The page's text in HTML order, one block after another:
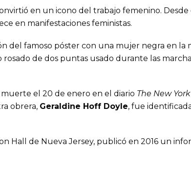
en un icono del trabajo femenino.
en manifestaciones feministas.
del famoso póster con una mujer negra en la
rosado de dos puntas usado durante las
el 20 de enero en el diario The New
obrera, Geraldine Hoff Doyle, fue
Hall de Nueva Jersey, publicó en 2016 un